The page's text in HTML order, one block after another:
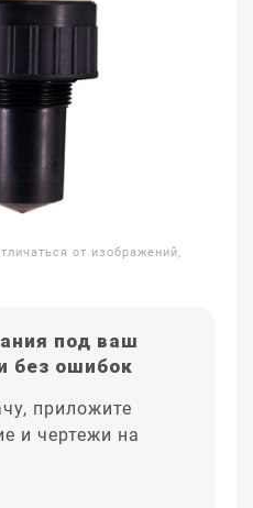
от изображений,
под ваш
без ошибок
приложите
и чертежи на